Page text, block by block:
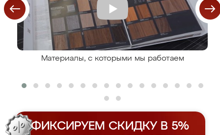
Материалы, с которыми мы работаем
ФИКСИРУЕМ СКИДКУ В 5%